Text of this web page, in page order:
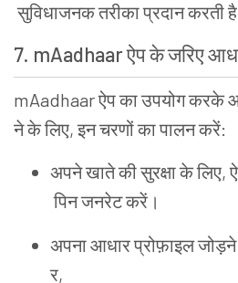
सुविधाजनकतरीकाप्रदानकरतीहै
7. mAadhaarऐपकेजरिए
mAadhaarऐपकाउपयोगकरके
नेकेलिए,इनचरणोंकापालनकरें:
अपनेखातेकीसुरक्षाकेलिए,
पिनजनरेटकरें ।
अपनाआधारप्रोफ़ाइलजोड़ने
र,